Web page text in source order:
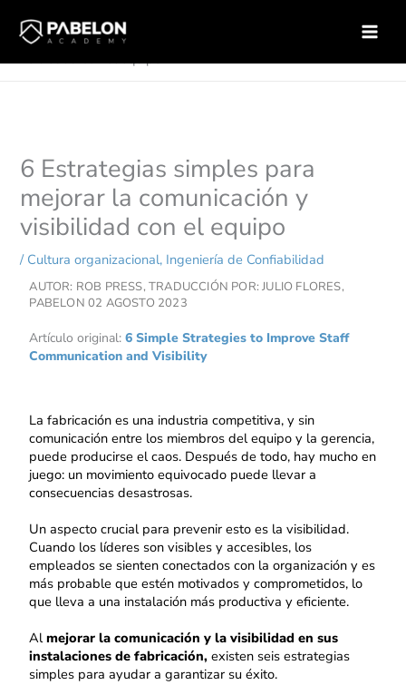
contenido
Inicio
Ingeniería de Confiabilidad
6 Estrategias simples para mejorar la comunicación y
6 Estrategias simples para
mejorar la comunicación y
visibilidad con el equipo
/ Cultura organizacional, Ingeniería de Confiabilidad
AUTOR: ROB PRESS, TRADUCCIÓN POR: JULIO FLORES,
PABELON02 AGOSTO 2023
Artículo original:6 Simple Strategies to Improve Staff
Communication and Visibility
La fabricación es una industria competitiva, y sin
comunicación entre los miembros del equipo y la gerencia,
puede producirse el caos. Después de todo, hay mucho en
juego: un movimiento equivocado puede llevar a
consecuencias desastrosas.
Un aspecto crucial para prevenir esto es la visibilidad.
Cuando los líderes son visibles y accesibles, los
empleados se sienten conectados con la organización y es
más probable que estén motivados y comprometidos, lo
que lleva a una instalación más productiva y eficiente.
Almejorar la comunicación y la visibilidad en sus
instalaciones de fabricación, existen seis estrategias
simples para ayudar a garantizar su éxito.